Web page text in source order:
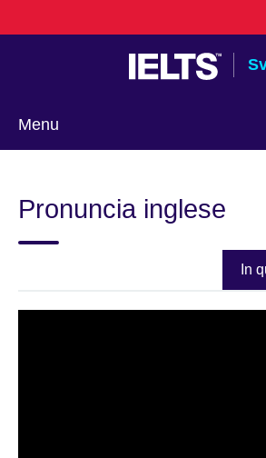
to
Menu
language
Pronuncia inglese
In